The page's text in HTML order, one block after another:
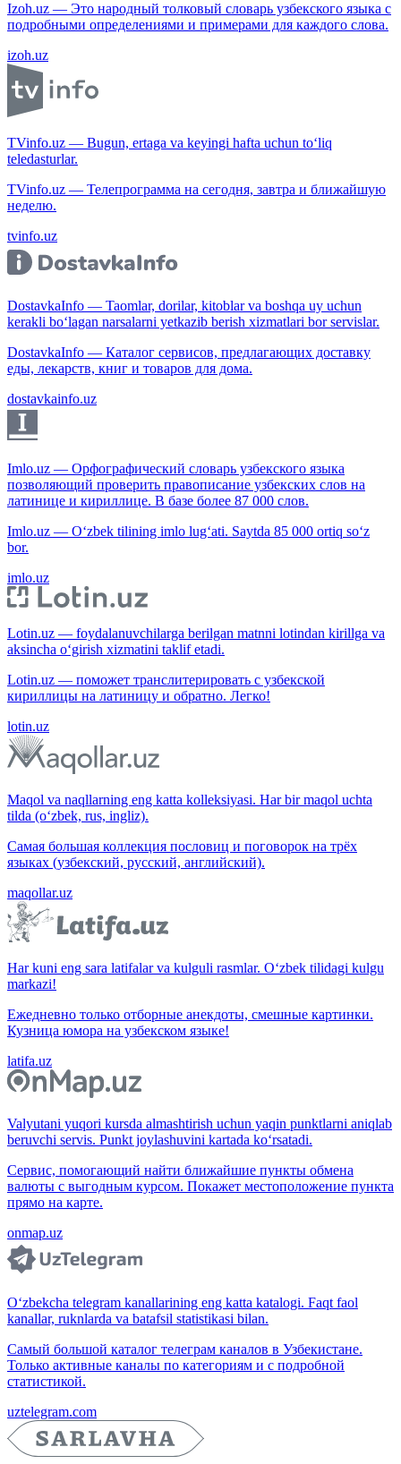
Izoh.uz — Это народный толковый словарь узбекского языка с
подробными определениями и примерами для каждого слова.
izoh.uz
TVinfo.uz — Bugun, ertaga va keyingi hafta uchun to‘liq
teledasturlar.
TVinfo.uz — Телепрограмма на сегодня, завтра и ближайшую
неделю.
tvinfo.uz
DostavkaInfo — Taomlar, dorilar, kitoblar va boshqa uy uchun
kerakli bo‘lagan narsalarni yetkazib berish xizmatlari bor servislar.
DostavkaInfo — Каталог сервисов, предлагающих доставку
еды, лекарств, книг и товаров для дома.
dostavkainfo.uz
Imlo.uz — Орфографический словарь узбекского языка
позволяющий проверить правописание узбекских слов на
латинице и кириллице. В базе более 87 000 слов.
Imlo.uz — O‘zbek tilining imlo lug‘ati. Saytda 85 000 ortiq so‘z
bor.
imlo.uz
Lotin.uz — foydalanuvchilarga berilgan matnni lotindan kirillga va
aksincha o‘girish xizmatini taklif etadi.
Lotin.uz — поможет транслитерировать с узбекской
кириллицы на латиницу и обратно. Легко!
lotin.uz
Maqol va naqllarning eng katta kolleksiyasi. Har bir maqol uchta
tilda (o‘zbek, rus, ingliz).
Самая большая коллекция пословиц и поговорок на трёх
языках (узбекский, русский, английский).
maqollar.uz
Har kuni eng sara latifalar va kulguli rasmlar. O‘zbek tilidagi kulgu
markazi!
Ежедневно только отборные анекдоты, смешные картинки.
Кузница юмора на узбекском языке!
latifa.uz
Valyutani yuqori kursda almashtirish uchun yaqin punktlarni aniqlab
beruvchi servis. Punkt joylashuvini kartada ko‘rsatadi.
Сервис, помогающий найти ближайшие пункты обмена
валюты с выгодным курсом. Покажет местоположение пункта
прямо на карте.
onmap.uz
O‘zbekcha telegram kanallarining eng katta katalogi. Faqt faol
kanallar, ruknlarda va batafsil statistikasi bilan.
Самый большой каталог телеграм каналов в Узбекистане.
Только активные каналы по категориям и с подробной
статистикой.
uztelegram.com